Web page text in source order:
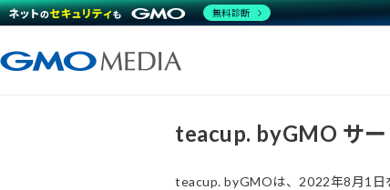
teacup. byGMO サ
teacup. byGMOは、2022年8月1日
無料診断